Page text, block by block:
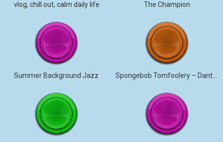
vlog, chill out, calm daily life The Champion
Summer Background Jazz Spongebob Tomfoolery – Dante9k Remix